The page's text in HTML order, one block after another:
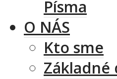
Písma
O NÁS
Kto sme